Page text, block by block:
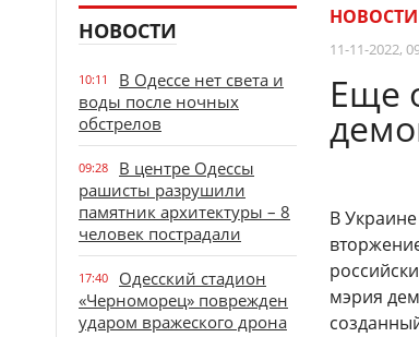
НОВОСТИ
10:11
В Одессе нет света и
воды после ночных
обстрелов
09:28
В центре Одессы
рашисты разрушили
памятник архитектуры – 8
человек пострадали
17:40
Одесский стадион
«Черноморец» поврежден
ударом вражеского дрона
НОВОСТИ
11-11-2022,
Еще
В
мэрия